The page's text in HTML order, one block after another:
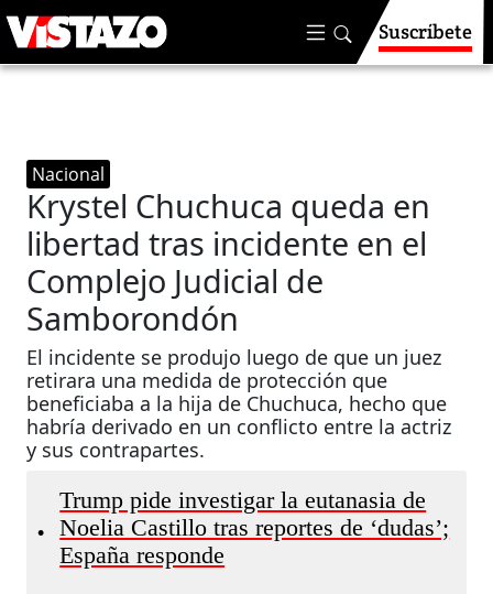
Suscríbete
Nacional
Krystel Chuchuca queda en
libertad tras incidente en el
Complejo Judicial de
Samborondón
El incidente se produjo luego de que un juez
retirara una medida de protección que
beneficiaba a la hija de Chuchuca, hecho que
habría derivado en un conflicto entre la actriz
y sus contrapartes.
•
Trump pide investigar la eutanasia de
Noelia Castillo tras reportes de ‘dudas’;
España responde